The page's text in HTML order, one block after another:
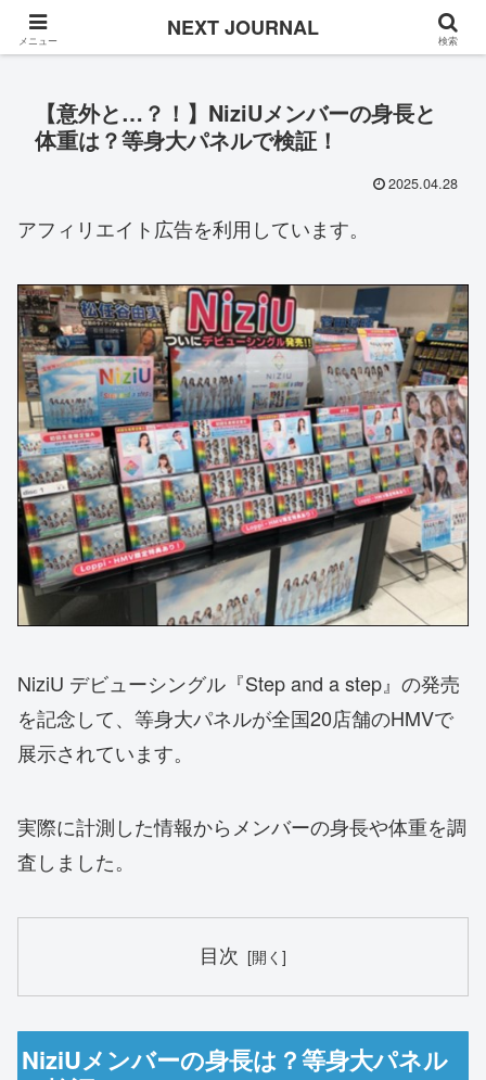
Once in a while
【意外と…？！】NiziUメンバーの身長と
体重は？等身大パネルで検証！
2025.04.28
アフィリエイト広告を利用しています。
NiziU デビューシングル『Step and a step』の発売
を記念して、等身大パネルが全国20店舗のHMVで
展示されています。
実際に計測した情報からメンバーの身長や体重を調
査しました。
目次
NiziUメンバーの身長は？等身大パネル
メニュー NEXT JOURNAL 検索